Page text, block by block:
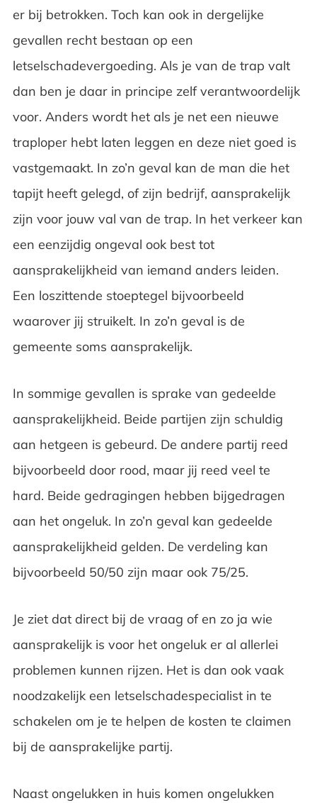
er bij betrokken. Toch kan ook in dergelijke
gevallen recht bestaan op een
letselschadevergoeding. Als je van de trap valt
dan ben je daar in principe zelf verantwoordelijk
voor. Anders wordt het als je net een nieuwe
traploper hebt laten leggen en deze niet goed is
vastgemaakt. In zo’n geval kan de man die het
tapijt heeft gelegd, of zijn bedrijf, aansprakelijk
zijn voor jouw val van de trap. In het verkeer kan
een eenzijdig ongeval ook best tot
aansprakelijkheid van iemand anders leiden.
Een loszittende stoeptegel bijvoorbeeld
waarover jij struikelt. In zo’n geval is de
gemeente soms aansprakelijk.
In sommige gevallen is sprake van gedeelde
aansprakelijkheid. Beide partijen zijn schuldig
aan hetgeen is gebeurd. De andere partij reed
bijvoorbeeld door rood, maar jij reed veel te
hard. Beide gedragingen hebben bijgedragen
aan het ongeluk. In zo’n geval kan gedeelde
aansprakelijkheid gelden. De verdeling kan
bijvoorbeeld 50/50 zijn maar ook 75/25.
Je ziet dat direct bij de vraag of en zo ja wie
aansprakelijk is voor het ongeluk er al allerlei
problemen kunnen rijzen. Het is dan ook vaak
noodzakelijk een letselschadespecialist in te
schakelen om je te helpen de kosten te claimen
bij de aansprakelijke partij.
Naast ongelukken in huis komen ongelukken